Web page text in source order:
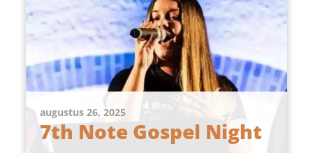
augustus 26, 2025
7th Note Gospel Night